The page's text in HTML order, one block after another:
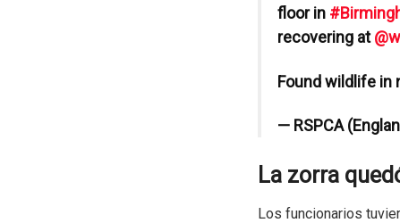
floor in
recovering at
Found wildlife in
— RSPCA
La zorra
Los funcionarios